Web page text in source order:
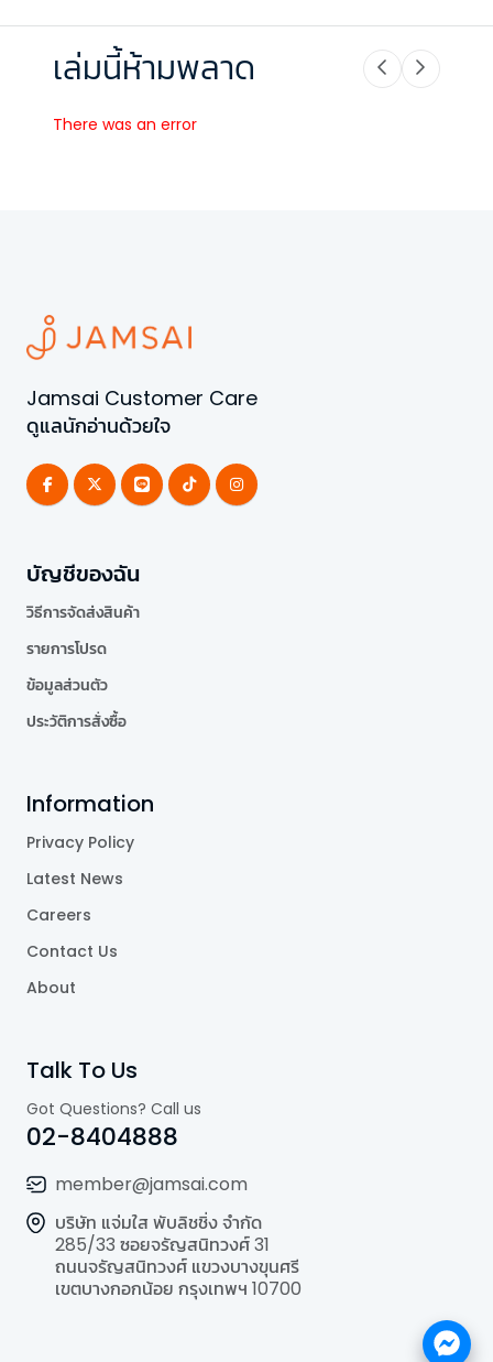
เล่มนี้ห้ามพลาด
There was an error
Jamsai Customer Care
ดูแลนักอ่านด้วยใจ
บัญชีของฉัน
วิธีการจัดส่งสินค้า
รายการโปรด
ข้อมูลส่วนตัว
ประวัติการสั่งซื้อ
Information
Privacy Policy
Latest News
Careers
Contact Us
About
Talk To Us
Got Questions? Call us
02-8404888
member@jamsai.com
บริษัท แจ่มใส พับลิชชิ่ง จำกัด
285/33 ซอยจรัญสนิทวงศ์ 31
ถนนจรัญสนิทวงศ์ แขวงบางขุนศรี
เขตบางกอกน้อย กรุงเทพฯ 10700